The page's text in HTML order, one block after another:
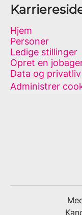
Hjem
Personer
Ledige stillinger
Opret en
Data og privatliv
Administrer